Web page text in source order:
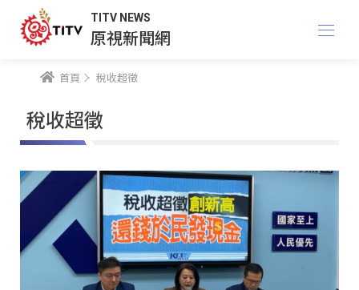
TITV NEWS
原視新聞網
首頁 稅收超徵
稅收超徵